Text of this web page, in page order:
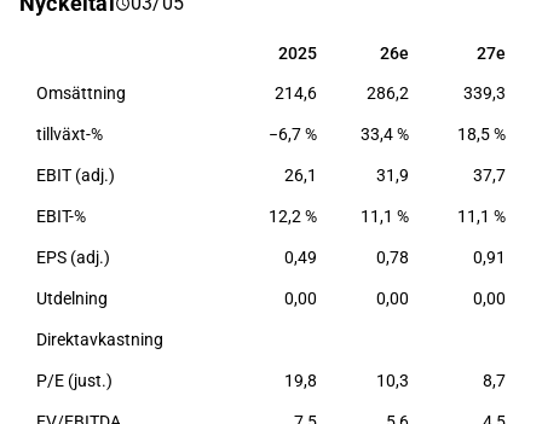
inom Norden, Baltikum och Asien. Bolaget
2025 26e 27e
2025 26e 27e
Omsättning 214,6 286,2 339,3
tillväxt-% −6,7 % 33,4 % 18,5 %
EBIT (adj.) 26,1 31,9 37,7
EBIT-% 12,2 % 11,1 % 11,1 %
EPS (adj.) 0,49 0,78 0,91
Utdelning 0,00 0,00 0,00
Direktavkastning
P/E (just.) 19,8 10,3 8,7